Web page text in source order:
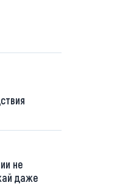
не
даже